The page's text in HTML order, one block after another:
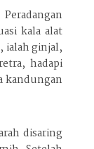
kala alat
ialah ginjal,
hadapi
kandungan
disaring